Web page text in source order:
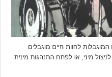
לחוות חיים מוגבלים
מיני, או לפתח התנהגות מינית